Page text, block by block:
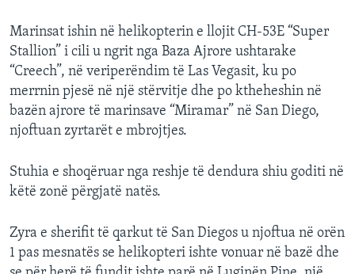
Marinsat ishin në helikopterin e llojit CH-53E “Super
Stallion” i cili u ngrit nga Baza Ajrore ushtarake
“Creech”, në veriperëndim të Las Vegasit, ku po
merrnin pjesë në një stërvitje dhe po ktheheshin në
bazën ajrore të marinsave “Miramar” në San Diego,
njoftuan zyrtarët e mbrojtjes.
Stuhia e shoqëruar nga reshje të dendura shiu goditi në
këtë zonë përgjatë natës.
Zyra e sherifit të qarkut të San Diegos u njoftua në orën
1 pas mesnatës se helikopteri ishte vonuar në bazë dhe